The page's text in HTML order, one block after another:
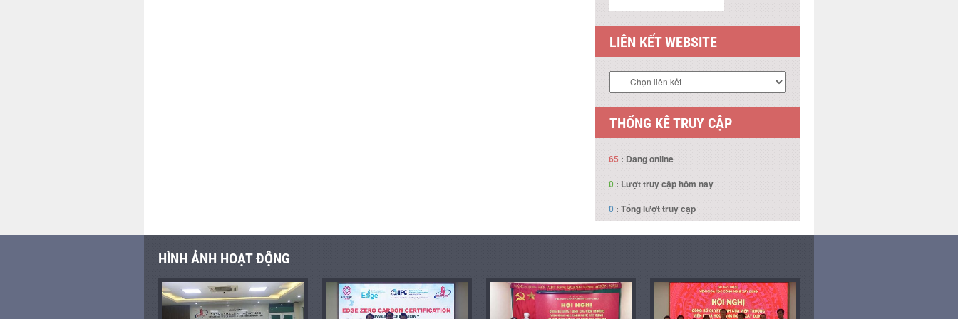
LIÊN KẾT WEBSITE
THỐNG KÊ TRUY CẬP
65 : Đang online
0 : Lượt truy cập hôm nay
0 : Tổng lượt truy cập
HÌNH ẢNH HOẠT ĐỘNG